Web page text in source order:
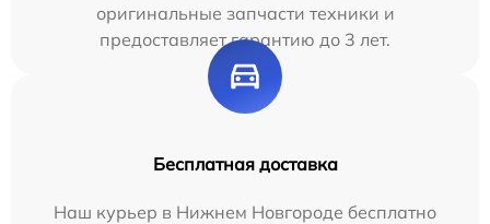
оригинальные запчасти техники и
предоставляет гарантию до 3 лет.
Бесплатная доставка
Наш курьер в Нижнем Новгороде бесплатно